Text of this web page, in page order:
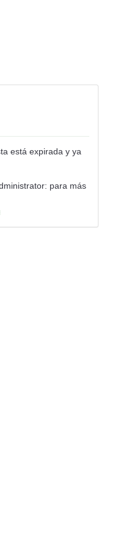
está expirada y ya
para más